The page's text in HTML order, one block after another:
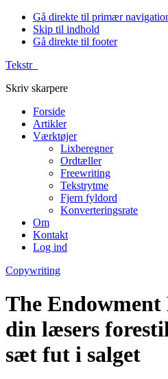
Gå direkte til primær
Skip til indhold
Gå direkte til footer
Tekstr_
Skriv skarpere
Forside
Artikler
Værktøjer
Lixberegner
Ordtæller
Freewriting
Tekstrytme
Fjern fyldord
Konverteringsrate
Om
Kontakt
Log ind
Copywriting
The
din læsers
sæt fut i salget